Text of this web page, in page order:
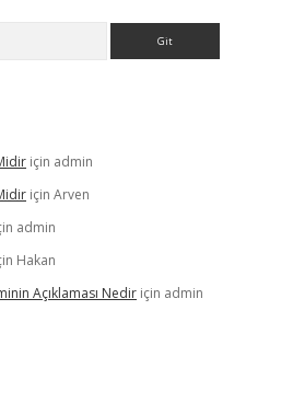
için admin
için Arven
admin
Hakan
Açıklaması Nedir için admin